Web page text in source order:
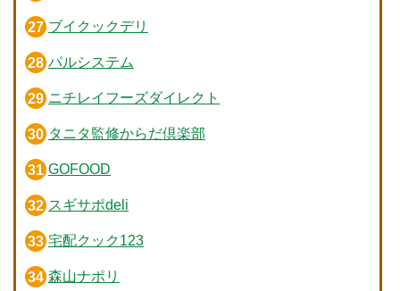
ブイクックデリ
パルシステム
ニチレイフーズダイレクト
タニタ監修からだ倶楽部
GOFOOD
スギサポdeli
宅配クック123
森山ナポリ